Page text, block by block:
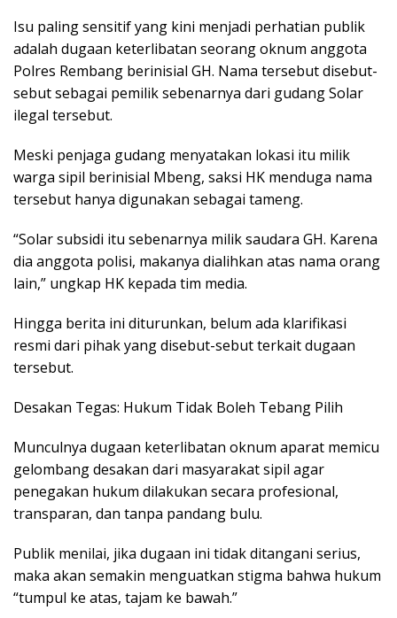
Isu paling sensitif yang kini menjadi perhatian publik
adalah dugaan keterlibatan seorang oknum anggota
Polres Rembang berinisial GH. Nama tersebut disebut-
sebut sebagai pemilik sebenarnya dari gudang Solar
ilegal tersebut.
Meski penjaga gudang menyatakan lokasi itu milik
warga sipil berinisial Mbeng, saksi HK menduga nama
tersebut hanya digunakan sebagai tameng.
“Solar subsidi itu sebenarnya milik saudara GH. Karena
dia anggota polisi, makanya dialihkan atas nama orang
lain,” ungkap HK kepada tim media.
Hingga berita ini diturunkan, belum ada klarifikasi
resmi dari pihak yang disebut-sebut terkait dugaan
tersebut.
Desakan Tegas: Hukum Tidak Boleh Tebang Pilih
Munculnya dugaan keterlibatan oknum aparat memicu
gelombang desakan dari masyarakat sipil agar
penegakan hukum dilakukan secara profesional,
transparan, dan tanpa pandang bulu.
Publik menilai, jika dugaan ini tidak ditangani serius,
maka akan semakin menguatkan stigma bahwa hukum
“tumpul ke atas, tajam ke bawah.”